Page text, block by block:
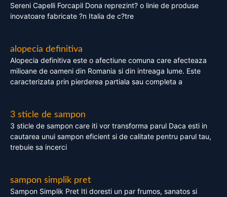
Sereni Capelli Forcapil Dona reprezint? o linie de produse
inovatoare fabricate ?n Italia de c?tre
alopecia definitiva
Alopecia definitiva este o afectiune comuna care afecteaza
milioane de oameni din Romania si din intreaga lume. Este
caracterizata prin pierderea partiala sau completa a
3 sticle de sampon
3 sticle de sampon care iti vor transforma parul Daca esti in
cautarea unui sampon eficient si de calitate pentru parul tau,
trebuie sa incerci
sampon simplik pret
Sampon Simplik Pret Iti doresti un par frumos, sanatos si